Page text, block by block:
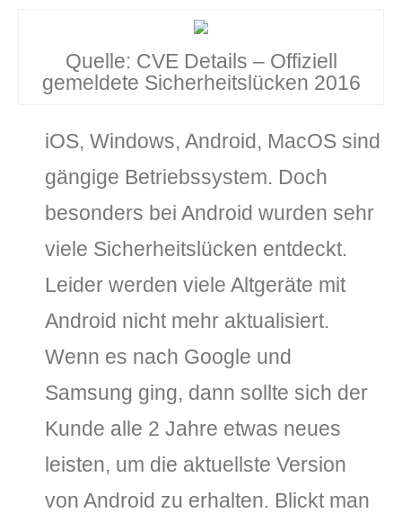
Quelle: CVE Details – Offiziell
gemeldete Sicherheitslücken 2016
iOS, Windows, Android, MacOS sind
gängige Betriebssystem. Doch
besonders bei Android wurden sehr
viele Sicherheitslücken entdeckt.
Leider werden viele Altgeräte mit
Android nicht mehr aktualisiert.
Wenn es nach Google und
Samsung ging, dann sollte sich der
Kunde alle 2 Jahre etwas neues
leisten, um die aktuellste Version
von Android zu erhalten. Blickt man